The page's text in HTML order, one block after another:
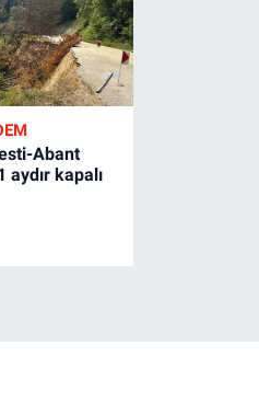
Abant
aydır kapalı